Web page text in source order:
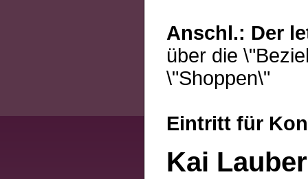
Anschl.: Der
über die
\"Shoppen\"
Eintritt für
Kai